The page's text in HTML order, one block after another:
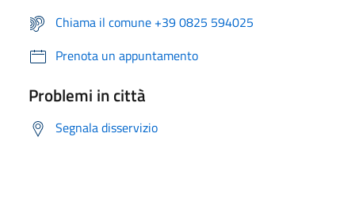
Chiama il comune +39 0825 594025
Prenota un appuntamento
Problemi in città
Segnala disservizio